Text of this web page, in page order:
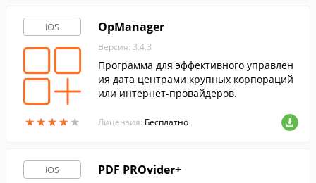
ых сотовых операторов России.
iOS
★★★★ ★
★★★★ ★
OpManager
Версия: 3.4.3
Программа для эффективного управлен
ия дата центрами крупных корпораций
или интернет-провайдеров.
Лицензия: Бесплатно
iOS PDF PROvider+